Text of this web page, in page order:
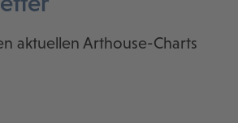
aktuellen Arthouse-Charts